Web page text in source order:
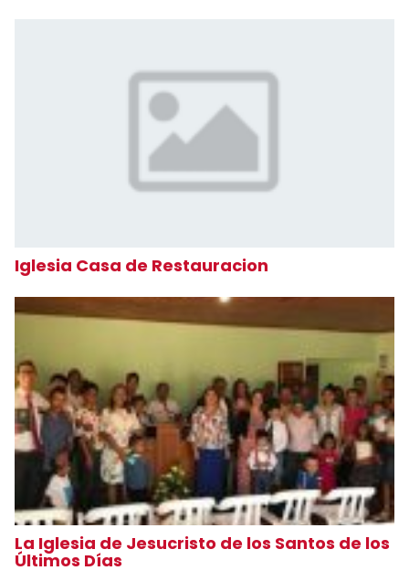
Iglesia Casa de Restauracion
La Iglesia de Jesucristo de los Santos de los
Últimos Días